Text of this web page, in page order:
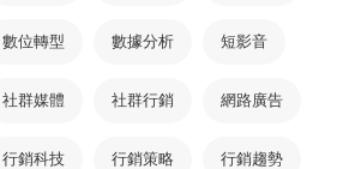
數位轉型 數據分析 短影音
社群媒體 社群行銷 網路廣告
行銷科技 行銷策略 行銷趨勢